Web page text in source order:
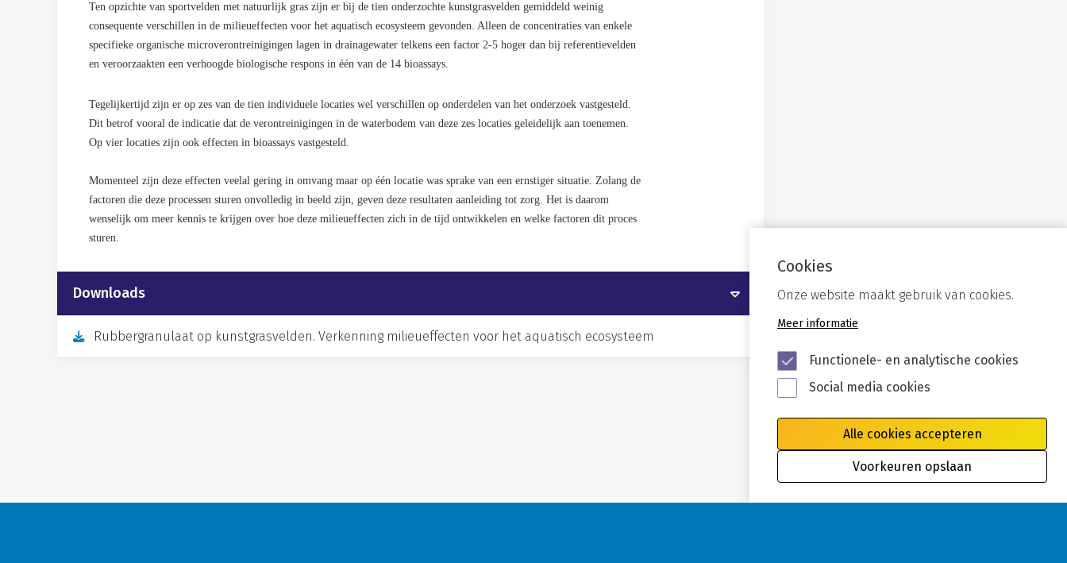
Ten opzichte van sportvelden met natuurlijk gras zijn er bij de tien onderzochte kunstgrasvelden gemiddeld weinig
consequente verschillen in de milieueffecten voor het aquatisch ecosysteem gevonden. Alleen de concentraties van enkele
specifieke organische microverontreinigingen lagen in drainagewater telkens een factor 2-5 hoger dan bij referentievelden
en veroorzaakten een verhoogde biologische respons in één van de 14 bioassays.
Tegelijkertijd zijn er op zes van de tien individuele locaties wel verschillen op onderdelen van het onderzoek vastgesteld.
Dit betrof vooral de indicatie dat de verontreinigingen in de waterbodem van deze zes locaties geleidelijk aan toenemen.
Op vier locaties zijn ook effecten in bioassays vastgesteld.
Momenteel zijn deze effecten veelal gering in omvang maar op één locatie was sprake van een ernstiger situatie. Zolang de
factoren die deze processen sturen onvolledig in beeld zijn, geven deze resultaten aanleiding tot zorg. Het is daarom
wenselijk om meer kennis te krijgen over hoe deze milieueffecten zich in de tijd ontwikkelen en welke factoren dit proces
sturen.
Downloads
Rubbergranulaat op kunstgrasvelden. Verkenning milieueffecten voor het aquatisch ecosysteem
Cookies
Onze website maakt gebruik van cookies.
Meer informatie
Functionele- en analytische cookies
Social media cookies
Alle cookies accepteren
Voorkeuren opslaan